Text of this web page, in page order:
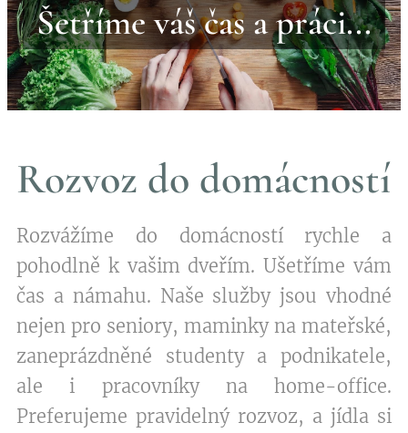
Šetříme váš čas a práci...
Rozvoz do domácností
Rozvážíme do domácností rychle a
pohodlně k vašim dveřím. Ušetříme vám
čas a námahu. Naše služby jsou vhodné
nejen pro seniory, maminky na mateřské,
zaneprázdněné studenty a podnikatele,
ale i pracovníky na home-office.
Preferujeme pravidelný rozvoz, a jídla si